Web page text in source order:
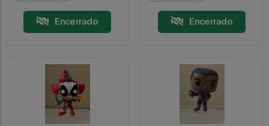
Encerrado Encerrado